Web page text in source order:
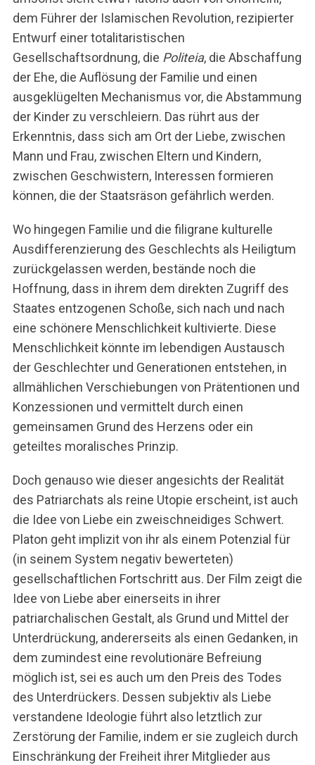
dem Führer der Islamischen Revolution, rezipierter
Entwurf einer totalitaristischen
Gesellschaftsordnung, die Politeia, die Abschaffung
der Ehe, die Auflösung der Familie und einen
ausgeklügelten Mechanismus vor, die Abstammung
der Kinder zu verschleiern. Das rührt aus der
Erkenntnis, dass sich am Ort der Liebe, zwischen
Mann und Frau, zwischen Eltern und Kindern,
zwischen Geschwistern, Interessen formieren
können, die der Staatsräson gefährlich werden.
Wo hingegen Familie und die filigrane kulturelle
Ausdifferenzierung des Geschlechts als Heiligtum
zurückgelassen werden, bestände noch die
Hoffnung, dass in ihrem dem direkten Zugriff des
Staates entzogenen Schoße, sich nach und nach
eine schönere Menschlichkeit kultivierte. Diese
Menschlichkeit könnte im lebendigen Austausch
der Geschlechter und Generationen entstehen, in
allmählichen Verschiebungen von Prätentionen und
Konzessionen und vermittelt durch einen
gemeinsamen Grund des Herzens oder ein
geteiltes moralisches Prinzip.
Doch genauso wie dieser angesichts der Realität
des Patriarchats als reine Utopie erscheint, ist auch
die Idee von Liebe ein zweischneidiges Schwert.
Platon geht implizit von ihr als einem Potenzial für
(in seinem System negativ bewerteten)
gesellschaftlichen Fortschritt aus. Der Film zeigt die
Idee von Liebe aber einerseits in ihrer
patriarchalischen Gestalt, als Grund und Mittel der
Unterdrückung, andererseits als einen Gedanken, in
dem zumindest eine revolutionäre Befreiung
möglich ist, sei es auch um den Preis des Todes
des Unterdrückers. Dessen subjektiv als Liebe
verstandene Ideologie führt also letztlich zur
Zerstörung der Familie, indem er sie zugleich durch
Einschränkung der Freiheit ihrer Mitglieder aus